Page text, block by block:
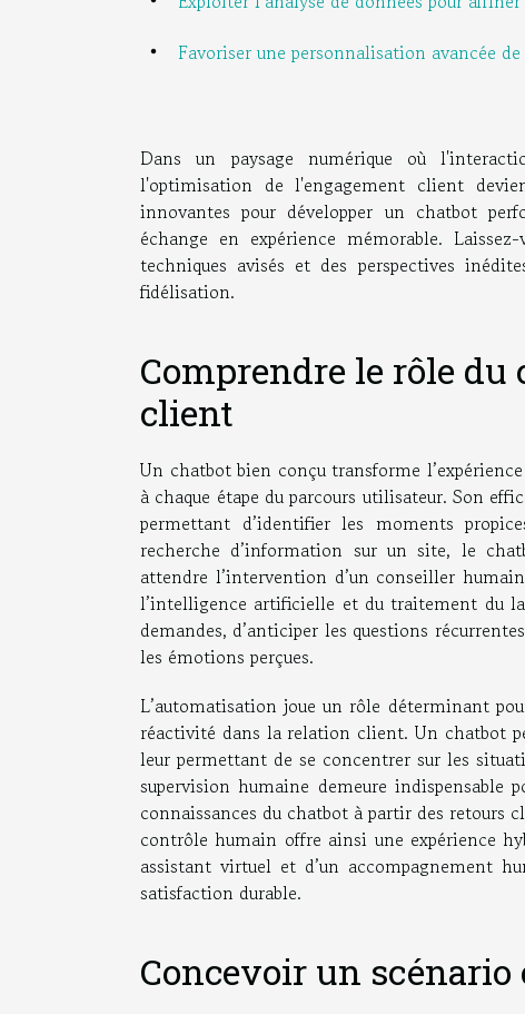
Favoriser une personnalisation avancée
Dans un paysage numérique où
l'optimisation de l'engagement client
innovantes pour développer un chatbot
échange en expérience mémorable.
techniques avisés et des perspectives
fidélisation.
Comprendre le rôle du
client
Un chatbot bien conçu transforme
à chaque étape du parcours utilisateur. Son
permettant d’identifier les moments
recherche d’information sur un site, le
attendre l’intervention d’un conseiller
l’intelligence artificielle et du traitement du
demandes, d’anticiper les questions
les émotions perçues.
L’automatisation joue un rôle déterminant
réactivité dans la relation client. Un chatbot
leur permettant de se concentrer sur les
supervision humaine demeure
connaissances du chatbot à partir des
contrôle humain offre ainsi une expérience
assistant virtuel et d’un accompagnement
satisfaction durable.
Concevoir un